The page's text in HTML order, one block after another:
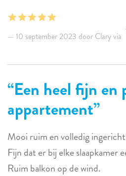
om geen zeezicht te hebben, is
om te verblijven!
10 september 2023 door Clary via
Een heel fijn en
appartement
Mooi ruim en volledig
Fijn dat er bij elke slaapkamer
Ruim balkon op de wind.